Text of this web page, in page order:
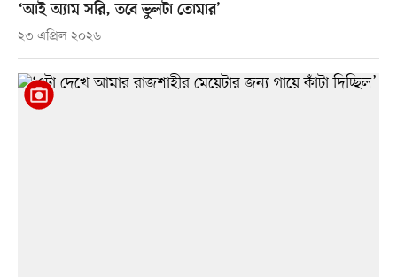
‘আই অ্যাম সরি, তবে ভুলটা তোমার’
২৩ এপ্রিল ২০২৬